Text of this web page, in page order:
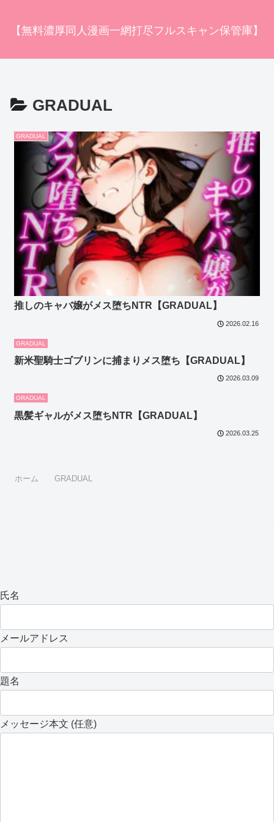
【無料濃厚同人漫画一網打尽フルスキャン保管庫】
GRADUAL
GRADUAL
推しのキャバ嬢がメス堕ちNTR【GRADUAL】
2026.02.16
GRADUAL
新米聖騎士ゴブリンに捕まりメス堕ち【GRADUAL】
2026.03.09
GRADUAL
黒髪ギャルがメス堕ちNTR【GRADUAL】
2026.03.25
ホーム GRADUAL
氏名
メールアドレス
題名
メッセージ本文 (任意)